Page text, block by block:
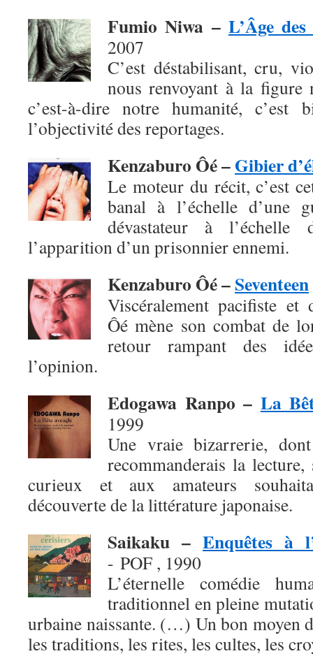
Fumio Niwa – L’Âge
2007
C’est déstabilisant, cru,
nous renvoyant à la figure
c’est-à-dire notre humanité, c’est
l’objectivité des reportages.
Kenzaburo Ôé –Gibier
Le moteur du récit, c’est
banal à l’échelle d’une
dévastateur à
l’apparition d’un prisonnier ennemi.
Kenzaburo Ôé –Seventeen
Viscéralement pacifiste et
Ôé mène son combat de
retour rampant des
l’opinion.
Edogawa Ranpo – La
1999
Une vraie bizarrerie,
recommanderais la
curieux et aux amateurs
découverte de la littérature japonaise.
Saikaku – Enquêtes à
- POF , 1990
L’éternelle comédie
traditionnel en pleine
urbaine naissante. (…) Un bon moyen
les traditions, les rites, les cultes, les